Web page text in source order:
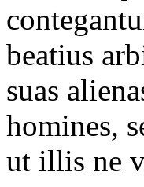
beatius
suas
homines,
ut illis ne